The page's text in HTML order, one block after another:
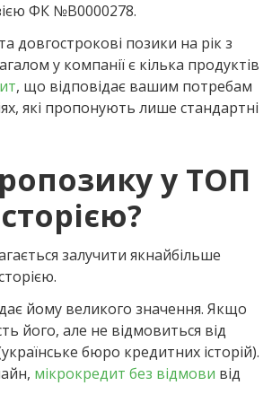
ФК №B0000278.
довгострокові позики на рік з
у компанії є кілька продуктів
, що відповідає вашим потребам
які пропонують лише стандартні
у ТОП
залучити якнайбільше
йому великого значення. Якщо
його, але не відмовиться від
бюро кредитних історій).
мікрокредит без відмови від